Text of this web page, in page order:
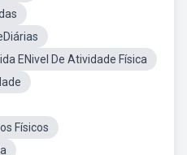
ENivel De Atividade Física
Físicos